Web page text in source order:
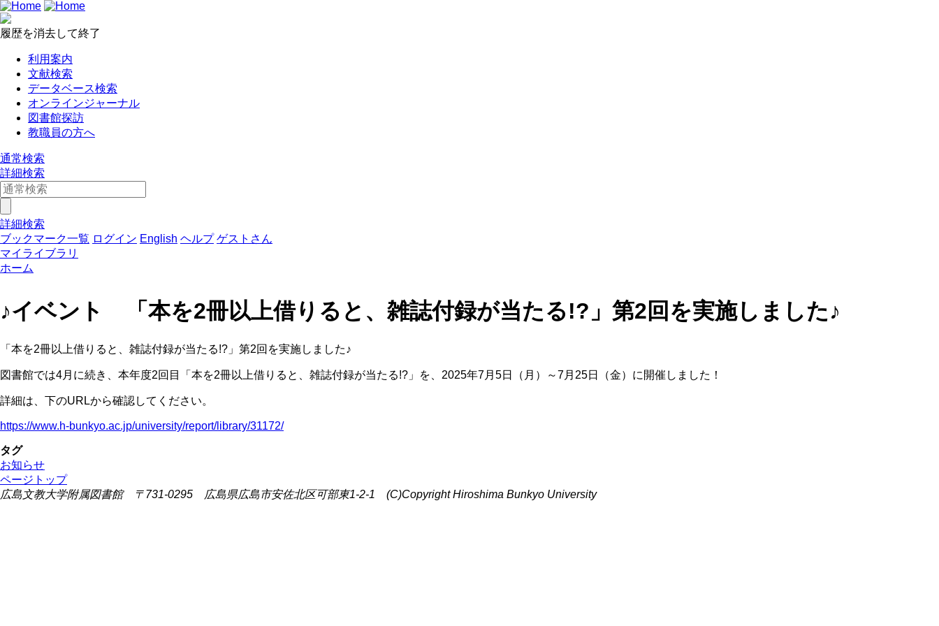
履歴を消去して終了
利用案内
文献検索
データベース検索
オンラインジャーナル
図書館探訪
教職員の方へ
通常検索
詳細検索
詳細検索
ブックマーク一覧 ログイン English ヘルプ ゲストさん
マイライブラリ
ホーム
♪イベント 「本を2冊以上借りると、雑誌付録が当たる!?」第2回を実施しました♪
「本を2冊以上借りると、雑誌付録が当たる!?」第2回を実施しました♪
図書館では4月に続き、本年度2回目「本を2冊以上借りると、雑誌付録が当たる!?」を、2025年7月5日（月）～7月25日（金）に開催しました！
詳細は、下のURLから確認してください。
https://www.h-bunkyo.ac.jp/university/report/library/31172/
タグ
お知らせ
ページトップ
広島文教大学附属図書館 〒731-0295 広島県広島市安佐北区可部東1-2-1 (C)Copyright Hiroshima Bunkyo University